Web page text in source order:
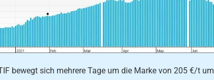
bewegt sich mehrere Tage um die Marke von 205 €/t um